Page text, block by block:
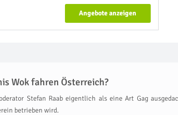
Angebote anzeigen
Wok fahren Österreich?
Stefan Raab eigentlich als eine Art Gag
betrieben wird.